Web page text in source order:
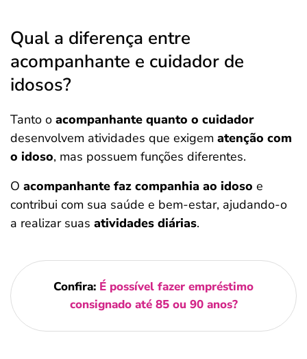
Qual a diferença entre
acompanhante e cuidador de
idosos?
Tanto o acompanhante quanto o cuidador
desenvolvem atividades que exigem atenção com
o idoso, mas possuem funções diferentes.
O acompanhante faz companhia ao idoso e
contribui com sua saúde e bem-estar, ajudando-o
a realizar suas atividades diárias.
Confira: É possível fazer empréstimo
consignado até 85 ou 90 anos?